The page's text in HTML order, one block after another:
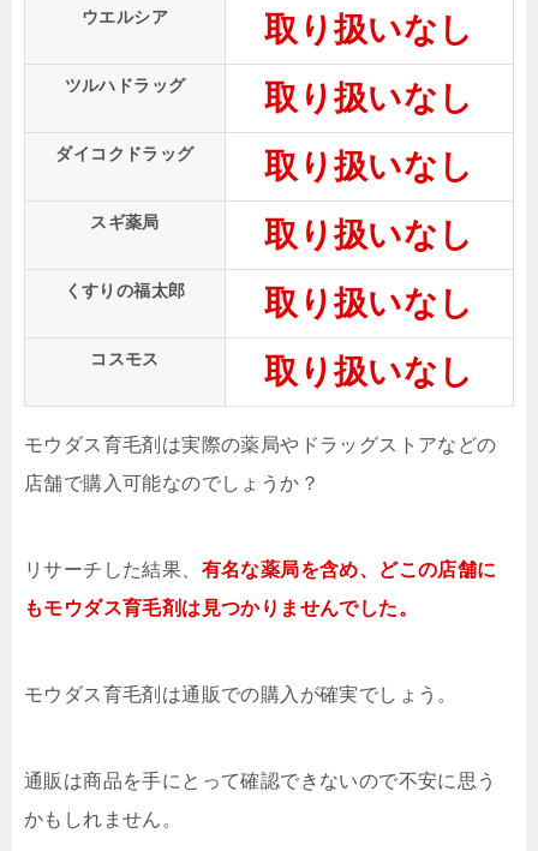
ウエルシア 取り扱いなし
ツルハドラッグ 取り扱いなし
ダイコクドラッグ 取り扱いなし
スギ薬局 取り扱いなし
くすりの福太郎 取り扱いなし
コスモス 取り扱いなし
モウダス育毛剤は実際の薬局やドラッグストアなどの
店舗で購入可能なのでしょうか？
リサーチした結果、 有名な薬局を含め、どこの店舗に
もモウダス育毛剤は見つかりませんでした。
モウダス育毛剤は通販での購入が確実でしょう。
通販は商品を手にとって確認できないので不安に思う
かもしれません。